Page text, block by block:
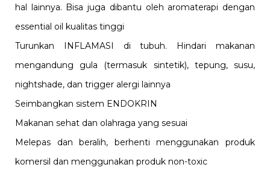
hal lainnya. Bisa juga dibantu oleh aromaterapi dengan
essential oil kualitas tinggi
Turunkan INFLAMASI di tubuh. Hindari makanan
mengandung gula (termasuk sintetik), tepung, susu,
nightshade, dan trigger alergi lainnya
Seimbangkan sistem ENDOKRIN
Makanan sehat dan olahraga yang sesuai
Melepas dan beralih, berhenti menggunakan produk
komersil dan menggunakan produk non-toxic